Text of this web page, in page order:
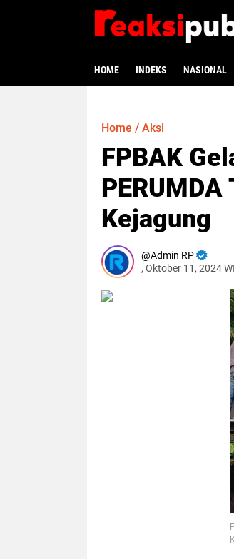
HOME INDEKS NASIONAL
Home / Aksi
FPBAK
Kejagung
Admin RP
, Oktober 11, 2024